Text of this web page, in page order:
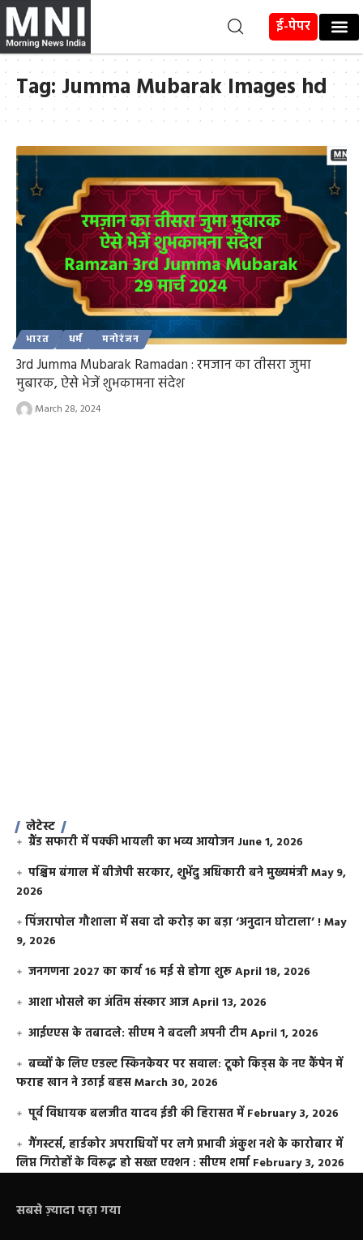
ई-पेपर
Tag: Jumma Mubarak Images hd
भारत धर्म मनोरंजन
3rd Jumma Mubarak Ramadan : रमजान का तीसरा जुमा
मुबारक, ऐसे भेजें शुभकामना संदेश
March 28, 2024
लेटेस्ट
ग्रैंड सफारी में पक्की भायली का भव्य आयोजन June 1, 2026
पश्चिम बंगाल में बीजेपी सरकार, शुभेंदु अधिकारी बने मुख्यमंत्रीMay 9,
2026
​पिंजरापोल गौशाला में सवा दो करोड़ का बड़ा ‘अनुदान घोटाला’ !May
9, 2026
जनगणना 2027 का कार्य 16 मई से होगा शुरूApril 18, 2026
आशा भोसले का अंतिम संस्कार आजApril 13, 2026
आईएएस के तबादले: सीएम ने बदली अपनी टीमApril 1, 2026
बच्चों के लिए एडल्ट स्किनकेयर पर सवाल: टूको किड्स के नए कैंपेन में
फराह खान ने उठाई बहसMarch 30, 2026
पूर्व विधायक बलजीत यादव ईडी की हिरासत में February 3, 2026
गैंगस्टर्स, हार्डकोर अपराधियों पर लगे प्रभावी अंकुश नशे के कारोबार में
लिप्त गिरोहों के विरूद्ध हो सख्त एक्शन : सीएम शर्मा February 3, 2026
सबसे ज़्यादा पढ़ा गया